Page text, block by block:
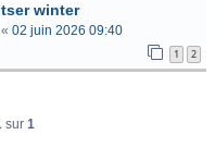
winter
« 02 juin 2026 09:40
1 2
sur 1